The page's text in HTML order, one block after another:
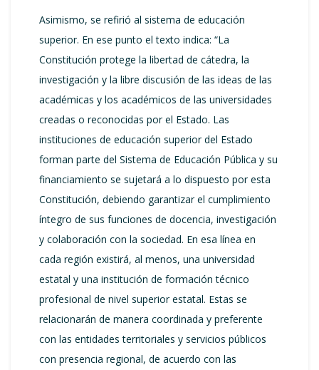
Asimismo, se refirió al sistema de educación
superior. En ese punto el texto indica: “La
Constitución protege la libertad de cátedra, la
investigación y la libre discusión de las ideas de las
académicas y los académicos de las universidades
creadas o reconocidas por el Estado. Las
instituciones de educación superior del Estado
forman parte del Sistema de Educación Pública y su
financiamiento se sujetará a lo dispuesto por esta
Constitución, debiendo garantizar el cumplimiento
íntegro de sus funciones de docencia, investigación
y colaboración con la sociedad. En esa línea en
cada región existirá, al menos, una universidad
estatal y una institución de formación técnico
profesional de nivel superior estatal. Estas se
relacionarán de manera coordinada y preferente
con las entidades territoriales y servicios públicos
con presencia regional, de acuerdo con las